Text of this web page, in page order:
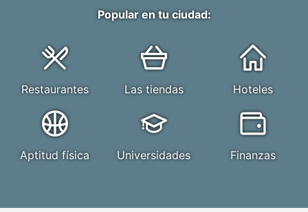
Popular en tu ciudad:
Restaurantes Las tiendas Hoteles
Aptitud física Universidades Finanzas